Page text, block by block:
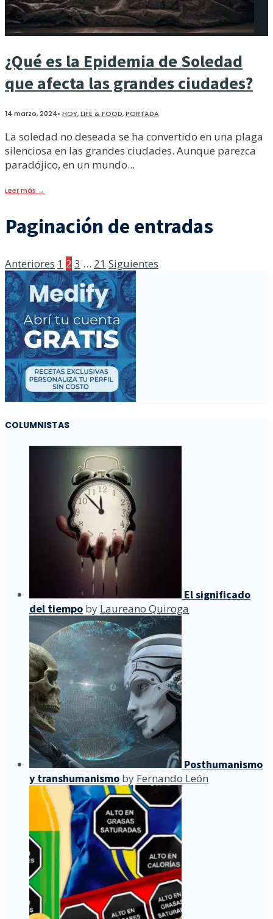
¿Qué es la Epidemia de Soledad
que afecta las grandes ciudades?
14 marzo, 2024• HOY,LIFE & FOOD,PORTADA
La soledad no deseada se ha convertido en una plaga
silenciosa en las grandes ciudades. Aunque parezca
paradójico, en un mundo...
Leer más →
Paginación de entradas
Anteriores 1 2 3 … 21 Siguientes
COLUMNISTAS
El significado
del tiempo by Laureano Quiroga
Posthumanismo
y transhumanismo by Fernando León